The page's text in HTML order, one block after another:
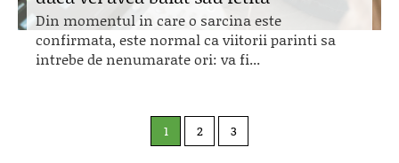
Din momentul in care o sarcina este
confirmata, este normal ca viitorii parinti sa
intrebe de nenumarate ori: va fi...
1 2 3